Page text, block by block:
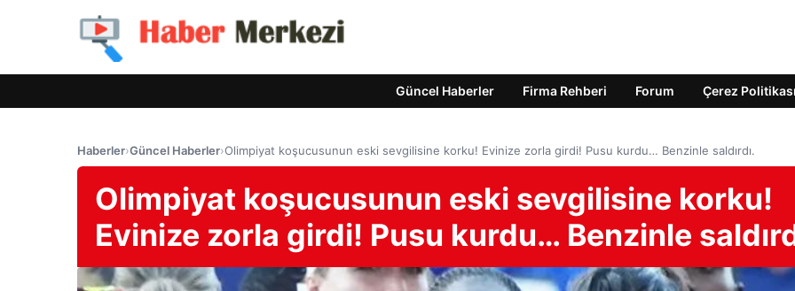
Güncel Haberler Firma Rehberi Forum Çerez Politikası
Haberler›Güncel Haberler›Olimpiyat koşucusunun eski sevgilisine korku! Evinize zorla girdi! Pusu kurdu… Benzinle saldırdı.
Olimpiyat koşucusunun eski sevgilisine korku!
Evinize zorla girdi! Pusu kurdu… Benzinle